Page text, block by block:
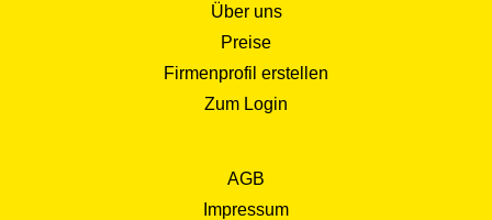
Über uns
Preise
Firmenprofil erstellen
Zum Login
AGB
Impressum